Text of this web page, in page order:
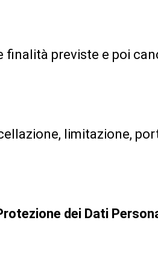
previste e poi
limitazione,
dei Dati